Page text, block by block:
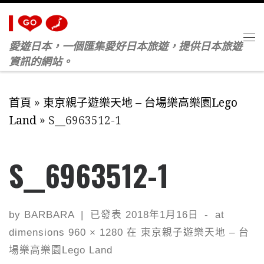
Skip to content
愛遊日本，一個匯集愛好日本旅遊，提供日本旅遊
資訊的網站。
首頁 » 東京親子遊樂天地 – 台場樂高樂園Lego
Land » S__6963512-1
S__6963512-1
by BARBARA | 已發表 2018年1月16日 -
at
dimensions 960 × 1280 在 東京親子遊樂天地 – 台
場樂高樂園Lego Land